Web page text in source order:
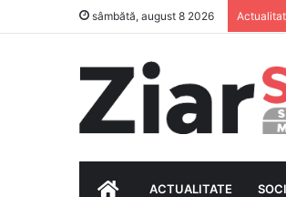
sâmbătă, august 8 2026
HOMEACTUALITATE